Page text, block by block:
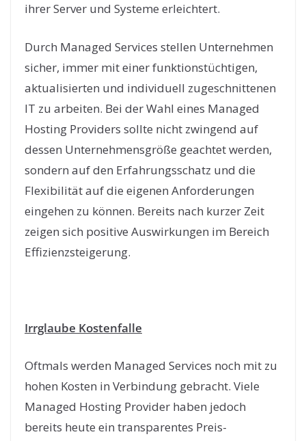
ihrer Server und Systeme erleichtert.
Durch Managed Services stellen Unternehmen
sicher, immer mit einer funktionstüchtigen,
aktualisierten und individuell zugeschnittenen
IT zu arbeiten. Bei der Wahl eines Managed
Hosting Providers sollte nicht zwingend auf
dessen Unternehmensgröße geachtet werden,
sondern auf den Erfahrungsschatz und die
Flexibilität auf die eigenen Anforderungen
eingehen zu können. Bereits nach kurzer Zeit
zeigen sich positive Auswirkungen im Bereich
Effizienzsteigerung.
Irrglaube Kostenfalle
Oftmals werden Managed Services noch mit zu
hohen Kosten in Verbindung gebracht. Viele
Managed Hosting Provider haben jedoch
bereits heute ein transparentes Preis-